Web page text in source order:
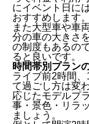
にイベント日に
おすすめします。
また大型車や車
分の車の大きさ
の制度もあるの
ると良いです。
時間帯別プラン
ライブ前2時間
て過ごし方は変
応じたモデルプ
事・景色・リラ
ましょう。